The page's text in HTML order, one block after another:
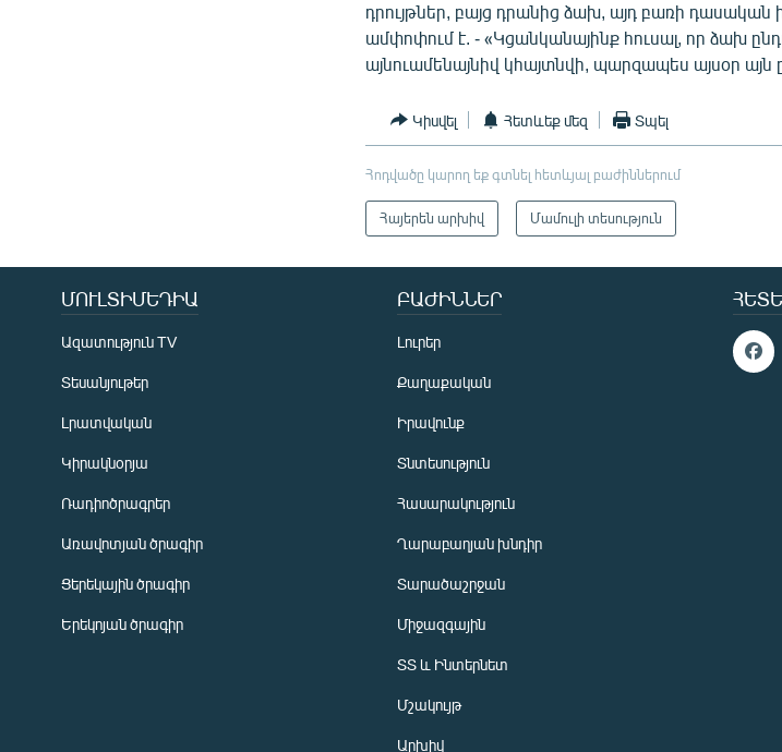
դրույթներ, բայց դրանից ձախ, այդ բառի դասական
ամփոփում է. - «Կցանկանայինք հուսալ, որ ձախ
այնուամենայնիվ կհայտնվի, պարզապես այսօր այն
Կիսվել Հետևեք մեզ Տպել
Հոդվածը կարող եք գտնել հետևյալ բաժիններում
Հայերեն արխիվ Մամուլի տեսություն
ՄՈՒԼՏԻՄԵԴԻԱ
Ազատություն TV
Տեսանյութեր
Լրատվական
Կիրակնօրյա
Ռադիոծրագրեր
Առավոտյան ծրագիր
Ցերեկային ծրագիր
Երեկոյան ծրագիր
ԲԱԺԻՆՆԵՐ
Լուրեր
Քաղաքական
Իրավունք
Տնտեսություն
Հասարակություն
Ղարաբաղյան խնդիր
Տարածաշրջան
Միջազգային
ՏՏ և Ինտերնետ
Մշակույթ
Արխիվ